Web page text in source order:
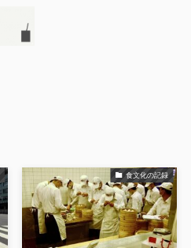
食文化の記録